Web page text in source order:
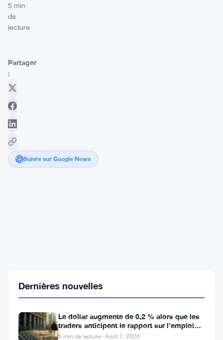
5 min
de
lecture
Partager
:
Suivre sur Google News
rendements
obligataires
européens
Dernières nouvelles
Le dollar augmente de 0,2 % alors que les
traders anticipent le rapport sur l’emploi
aux États-Unis
5 min de lecture · Août 7, 2026